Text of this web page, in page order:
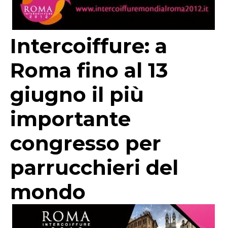
Intercoiffure: a
Roma fino al 13
giugno il più
importante
congresso per
parrucchieri del
mondo